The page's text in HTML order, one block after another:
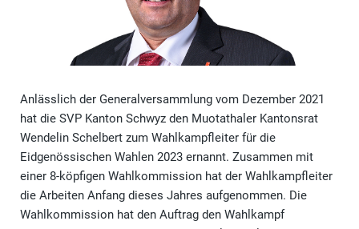
Anlässlich der Generalversammlung vom Dezember 2021
hat die SVP Kanton Schwyz den Muotathaler Kantonsrat
Wendelin Schelbert zum Wahlkampfleiter für die
Eidgenössischen Wahlen 2023 ernannt. Zusammen mit
einer 8-köpfigen Wahlkommission hat der Wahlkampfleiter
die Arbeiten Anfang dieses Jahres aufgenommen. Die
Wahlkommission hat den Auftrag den Wahlkampf